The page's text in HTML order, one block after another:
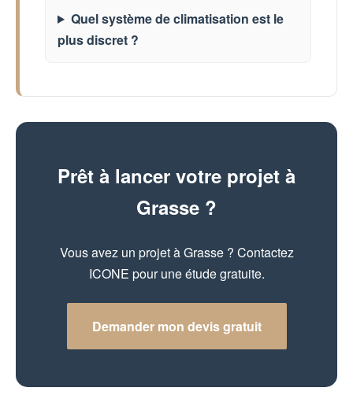
Quel système de climatisation est le
plus discret ?
Prêt à lancer votre projet à
Grasse ?
Vous avez un projet à Grasse ? Contactez
ICONE pour une étude gratuite.
Demander mon devis gratuit